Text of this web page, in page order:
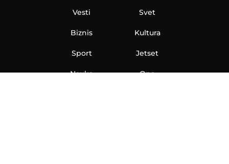
Vesti
Biznis
Sport
Nauka
Svet
Kultura
Jetset
Ona